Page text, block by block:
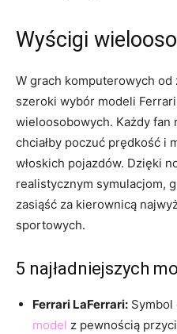
Wyścigi
W grach komputerowych od⁣
szeroki wybór modeli
wieloosobowych. Każdy fan
chciałby poczuć⁤ prędkość i
włoskich⁢ pojazdów. Dzięki
realistycznym symulacjom,
zasiąść za kierownicą
sportowych.
5 najładniejszych⁢
Ferrari LaFerrari: Symbol
model z ​pewnością